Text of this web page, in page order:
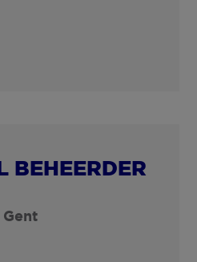
BEHEERDER
Gent